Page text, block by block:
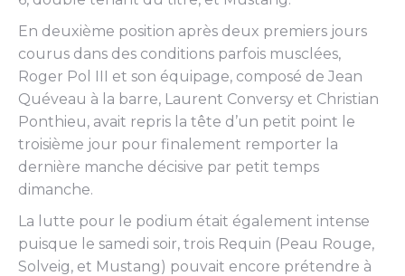
En deuxième position après deux premiers jours
courus dans des conditions parfois musclées,
Roger Pol III et son équipage, composé de Jean
Quéveau à la barre, Laurent Conversy et Christian
Ponthieu, avait repris la tête d’un petit point le
troisième jour pour finalement remporter la
dernière manche décisive par petit temps
dimanche.
La lutte pour le podium était également intense
puisque le samedi soir, trois Requin (Peau Rouge,
Solveig, et Mustang) pouvait encore prétendre à